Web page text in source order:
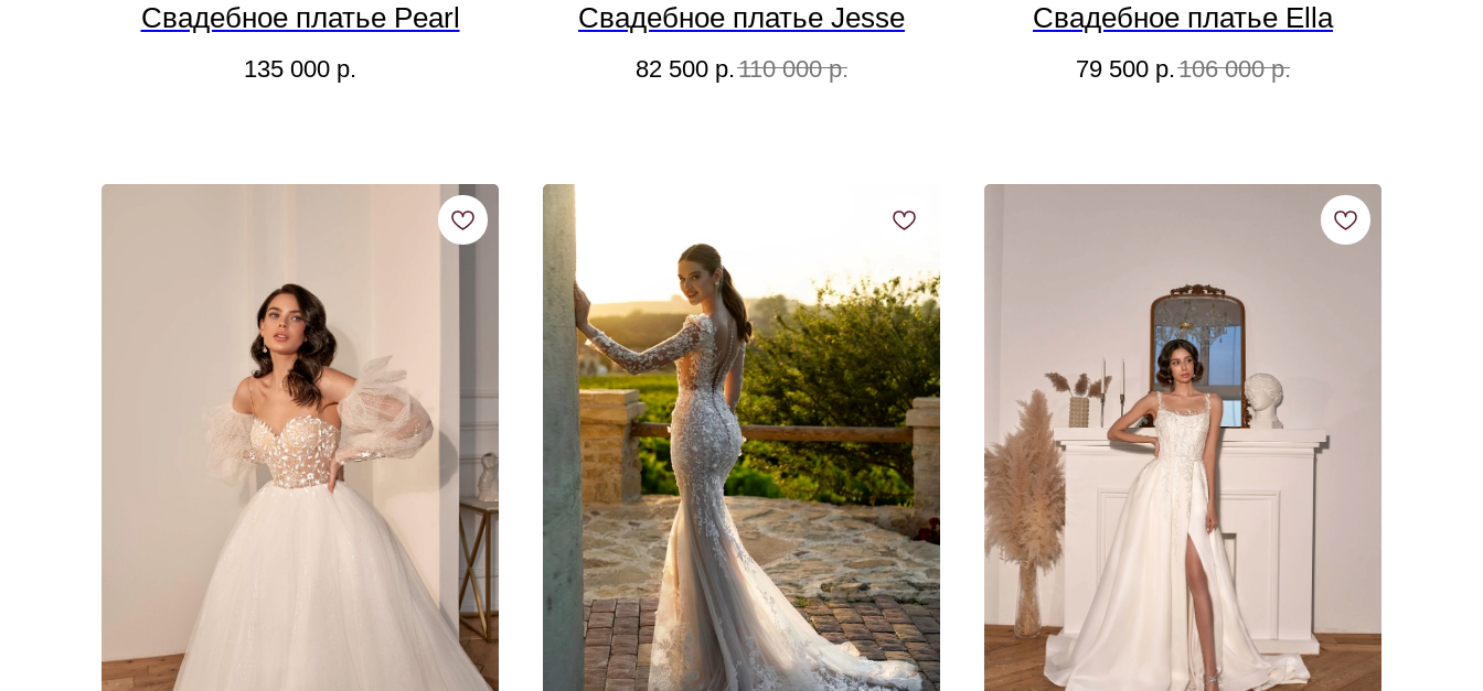
Свадебное платье Pearl
135 000 р.
Свадебное платье Jesse
82 500 р.110 000 р.
Свадебное платье Ella
79 500 р.106 000 р.